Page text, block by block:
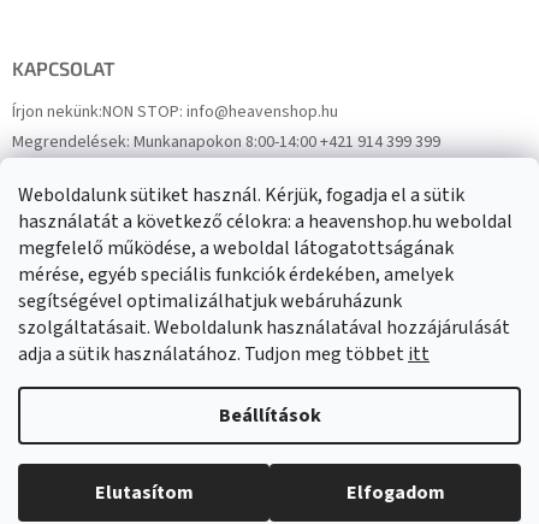
Weboldalunk sütiket használ. Kérjük, fogadja el a sütik
használatát a következő célokra: a heavenshop.hu weboldal
megfelelő működése, a weboldal látogatottságának
mérése, egyéb speciális funkciók érdekében, amelyek
segítségével optimalizálhatjuk webáruházunk
szolgáltatásait. Weboldalunk használatával hozzájárulását
adja a sütik használatához. Tudjon meg többetitt
Beállítások
Elutasítom Elfogadom
KAPCSOLAT
Írjon nekünk:NON STOP: info@heavenshop.hu
Megrendelések:Munkanapokon 8:00-14:00 +421 914 399 399
FacebookHeavenShop.sk
Eredményeink